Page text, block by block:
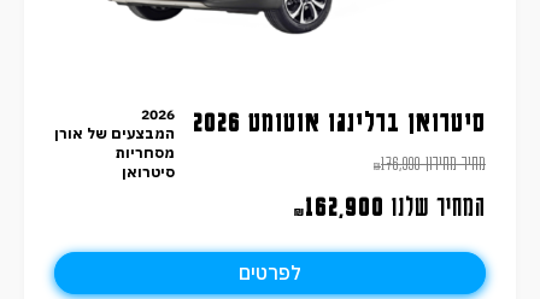
סיטרואן ברלינגו אוטומט 2026
מחיר מחירון ₪176,990
המחיר שלנו ₪162,900
2026
המבצעים של אורן
מסחריות
סיטרואן
לפרטים